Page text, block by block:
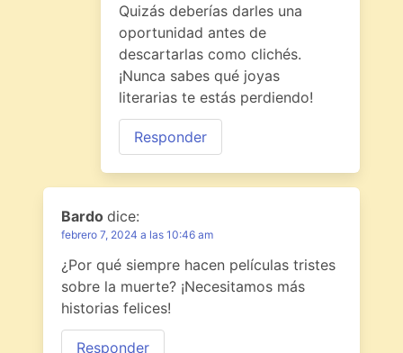
Quizás deberías darles una
oportunidad antes de
descartarlas como clichés.
¡Nunca sabes qué joyas
literarias te estás perdiendo!
Responder
Bardo dice:
febrero 7, 2024 a las 10:46 am
¿Por qué siempre hacen películas tristes
sobre la muerte? ¡Necesitamos más
historias felices!
Responder